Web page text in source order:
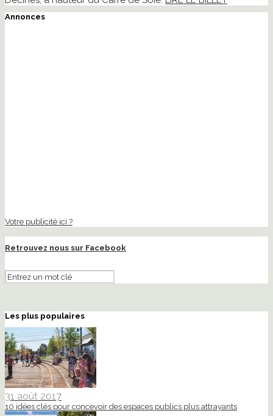
Annonces
Votre publicité ici ?
Retrouvez nous sur Facebook
Les plus populaires
31 août 2017
10 idées clés pour concevoir des espaces publics plus attrayants